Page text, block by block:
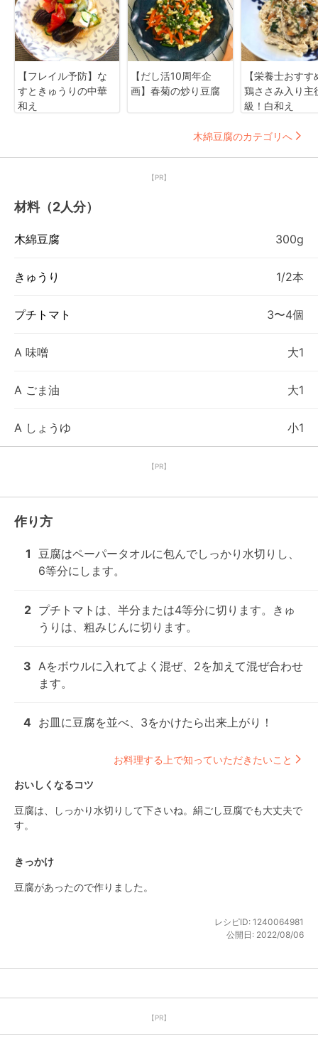
【フレイル予防】な
すときゅうりの中華
和え
【だし活10周年企
画】春菊の炒り豆腐
【栄養士おすす
鶏ささみ入り主
級！白和え
木綿豆腐のカテゴリへ
【PR】
材料（2人分）
木綿豆腐 300g
きゅうり 1/2本
プチトマト 3〜4個
A 味噌 大1
A ごま油 大1
A しょうゆ 小1
【PR】
作り方
1 豆腐はペーパータオルに包んでしっかり水切りし、
6等分にします。
2 プチトマトは、半分または4等分に切ります。きゅ
うりは、粗みじんに切ります。
3 Aをボウルに入れてよく混ぜ、2を加えて混ぜ合わせ
ます。
4 お皿に豆腐を並べ、3をかけたら出来上がり！
お料理する上で知っていただきたいこと
おいしくなるコツ
豆腐は、しっかり水切りして下さいね。絹ごし豆腐でも大丈夫で
す。
きっかけ
豆腐があったので作りました。
レシピID: 1240064981
公開日: 2022/08/06
【PR】